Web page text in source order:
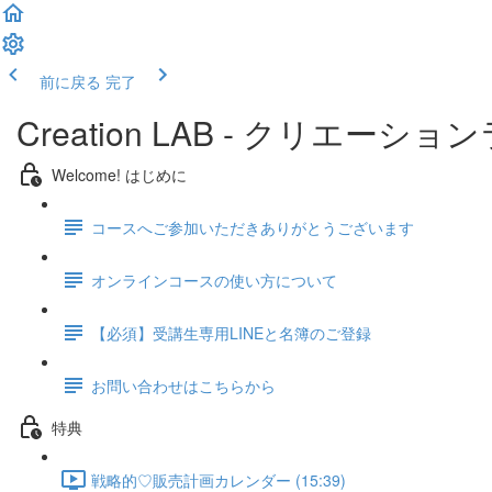
前に戻る 完了
Creation LAB - クリエーション
Welcome! はじめに
コースへご参加いただきありがとうございます
オンラインコースの使い方について
【必須】受講生専用LINEと名簿のご登録
お問い合わせはこちらから
特典
戦略的♡販売計画カレンダー (15:39)